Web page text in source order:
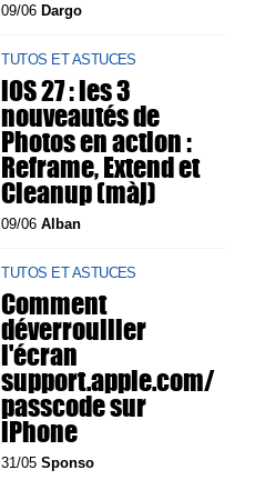
09/06Dargo
TUTOS ET ASTUCES
iOS 27 : les 3
nouveautés de
Photos en action :
Reframe, Extend et
Cleanup (màj)
09/06Alban
TUTOS ET ASTUCES
Comment
déverrouiller
l'écran
support.apple.com/
passcode sur
iPhone
31/05Sponso